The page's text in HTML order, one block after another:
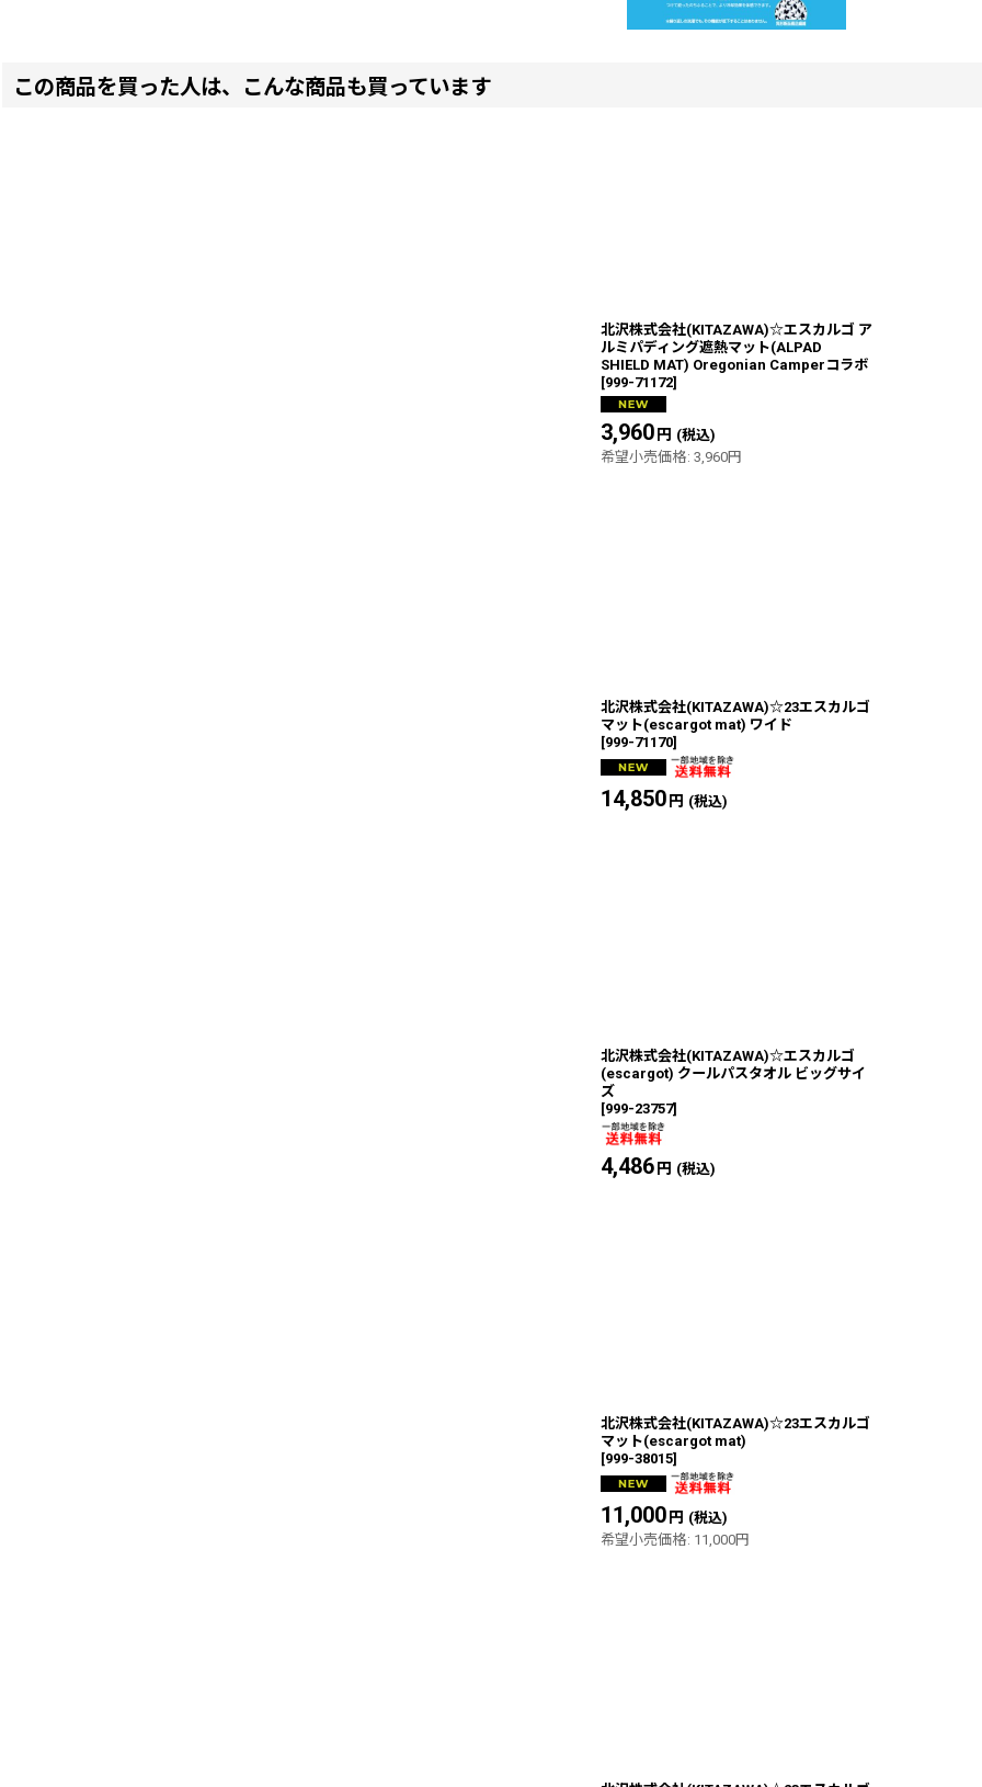
この商品を買った人は、こんな商品も買っています
北沢株式会社(KITAZAWA)☆エスカルゴ ア
ルミパディング遮熱マット(ALPAD
SHIELD MAT) Oregonian Camperコラボ
[999-71172]
3,960円 (税込)
希望小売価格: 3,960円
北沢株式会社(KITAZAWA)☆23エスカルゴ
マット(escargot mat) ワイド
[999-71170]
14,850円 (税込)
北沢株式会社(KITAZAWA)☆エスカルゴ
(escargot) クールパスタオル ビッグサイ
ズ
[999-23757]
4,486円 (税込)
北沢株式会社(KITAZAWA)☆23エスカルゴ
マット(escargot mat)
[999-38015]
11,000円 (税込)
希望小売価格: 11,000円